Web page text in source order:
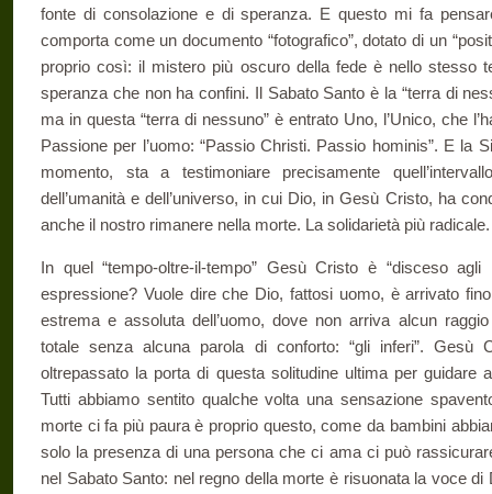
fonte di consolazione e di speranza. E questo mi fa
comporta come un documento “fotografico”, dotato di un
proprio così: il mistero più oscuro della fede è nello stesso
speranza che non ha confini. Il Sabato Santo è la “terra di
ma in questa “terra di nessuno” è entrato Uno, l’Unico, che
Passione per l’uomo: “Passio Christi. Passio hominis”. E la
momento, sta a testimoniare precisamente
dell’umanità e dell’universo, in cui Dio, in Gesù Cristo, ha
anche il nostro rimanere nella morte. La solidarietà più radicale.
In quel “tempo-oltre-il-tempo” Gesù Cristo è “disceso
espressione? Vuole dire che Dio, fattosi uomo, è arrivato
estrema e assoluta dell’uomo, dove non arriva alcun raggio
totale senza alcuna parola di conforto: “gli inferi”. Gesù
oltrepassato la porta di questa solitudine ultima per guidare
Tutti abbiamo sentito qualche volta una sensazione
morte ci fa più paura è proprio questo, come da bambini
solo la presenza di una persona che ci ama ci può
nel Sabato Santo: nel regno della morte è risuonata la voce di